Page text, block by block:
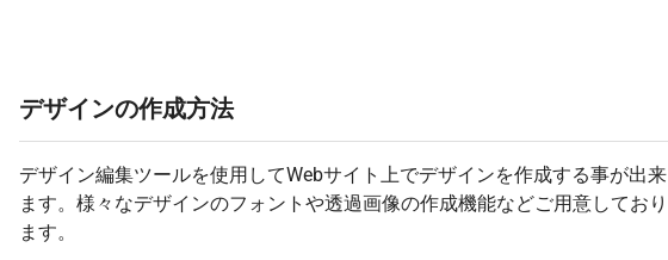
デザインの作成方法
デザイン編集ツールを使用してWebサイト上でデザインを作成する事が出来
ます。様々なデザインのフォントや透過画像の作成機能などご用意しており
ます。